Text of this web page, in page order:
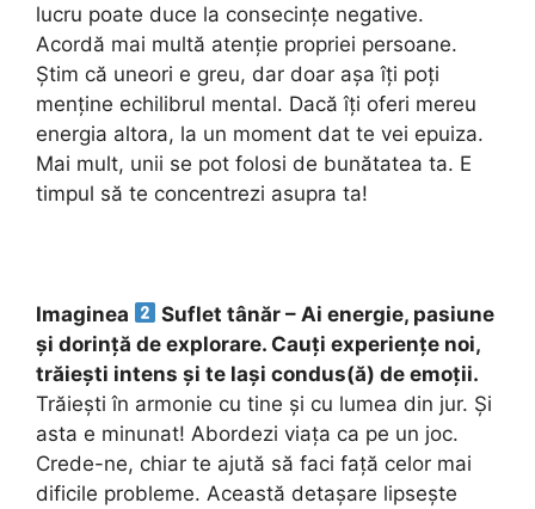
lucru poate duce la consecințe negative.
Acordă mai multă atenție propriei persoane.
Știm că uneori e greu, dar doar așa îți poți
menține echilibrul mental. Dacă îți oferi mereu
energia altora, la un moment dat te vei epuiza.
Mai mult, unii se pot folosi de bunătatea ta. E
timpul să te concentrezi asupra ta!
Imaginea
Suflet tânăr – Ai energie, pasiune
și dorință de explorare. Cauți experiențe noi,
trăiești intens și te lași condus(ă) de emoții.
Trăiești în armonie cu tine și cu lumea din jur. Și
asta e minunat! Abordezi viața ca pe un joc.
Crede-ne, chiar te ajută să faci față celor mai
dificile probleme. Această detașare lipsește